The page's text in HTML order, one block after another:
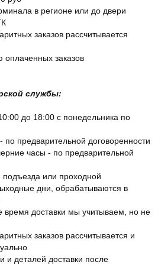
в регионе или до двери
заказов рассчитывается
оплаченных заказов
службы:
до 18:00 с понедельника по
по предварительной договоренности
часы - по предварительной
подъезда или проходной
дни, обрабатываются в
время доставки мы учитываем, но не
заказов рассчитывается и
и деталей доставки после